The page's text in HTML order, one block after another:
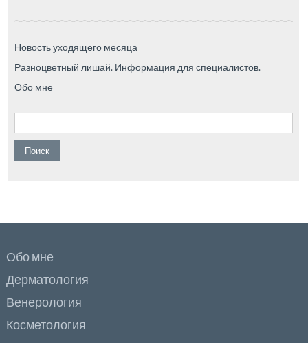
Новость уходящего месяца
Разноцветный лишай. Информация для специалистов.
Обо мне
Найти:
Обо мне
Дерматология
Венерология
Косметология